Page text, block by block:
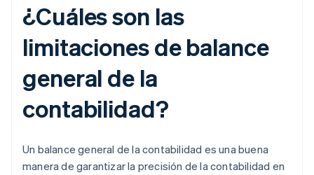
¿Cuáles son las
limitaciones de balance
general de la
contabilidad?
Un balance general de la contabilidad es una buena
manera de garantizar la precisión de la contabilidad en